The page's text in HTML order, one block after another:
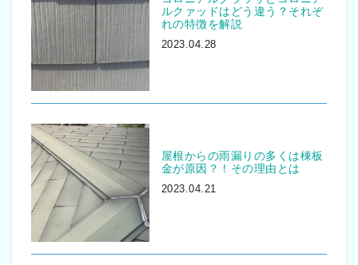
ルクァッドはどう違う？それぞ
れの特徴を解説
2023.04.28
屋根からの雨漏りの多くは棟板
金が原因？！その理由とは
2023.04.21